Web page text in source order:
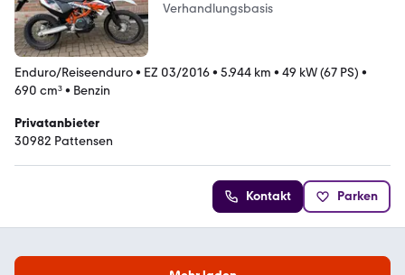
Verhandlungsbasis
Enduro/Reiseenduro• EZ 03/2016• 5.944 km • 49 kW (67 PS) •
690 cm³• Benzin
Privatanbieter
30982 Pattensen
Kontakt Parken